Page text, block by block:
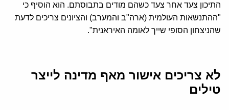
התיכון צעד אחר צעד כשהם מודים בתבוסתם. הוא הוסיף כי
"ההתנשאות העולמית (ארה"ב והמערב) והציונים צריכים לדעת
שהניצחון הסופי שייך לאומה האיראנית".
לא צריכים אישור מאף מדינה לייצר
טילים